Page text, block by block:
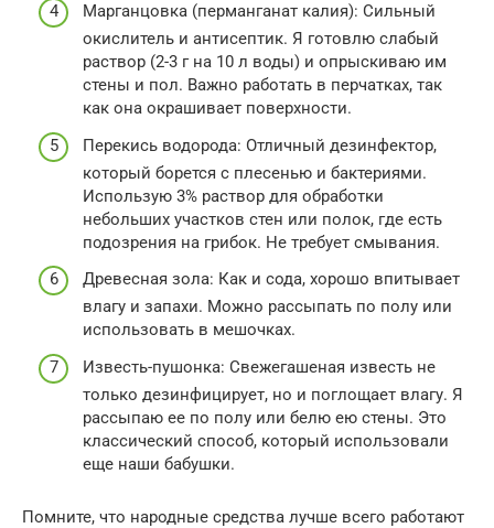
Марганцовка (перманганат калия): Сильный
окислитель и антисептик. Я готовлю слабый
раствор (2-3 г на 10 л воды) и опрыскиваю им
стены и пол. Важно работать в перчатках, так
как она окрашивает поверхности.
Перекись водорода: Отличный дезинфектор,
который борется с плесенью и бактериями.
Использую 3% раствор для обработки
небольших участков стен или полок, где есть
подозрения на грибок. Не требует смывания.
Древесная зола: Как и сода, хорошо впитывает
влагу и запахи. Можно рассыпать по полу или
использовать в мешочках.
Известь-пушонка: Свежегашеная известь не
только дезинфицирует, но и поглощает влагу. Я
рассыпаю ее по полу или белю ею стены. Это
классический способ, который использовали
еще наши бабушки.
Помните, что народные средства лучше всего работают